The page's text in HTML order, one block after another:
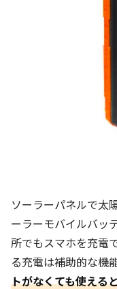
ソーラーパネルで太
ーラーモバイルバッ
所でもスマホを充電
る充電は補助的な機
トがなくても使える